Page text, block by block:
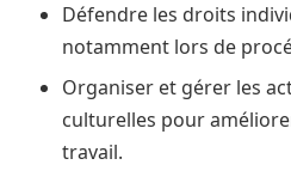
Défendre les droits
notamment lors de
Organiser et gérer les
culturelles pour
travail.